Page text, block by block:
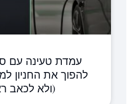
עמדת טעינה עם
להפוך את החניון
(ולא לכאב